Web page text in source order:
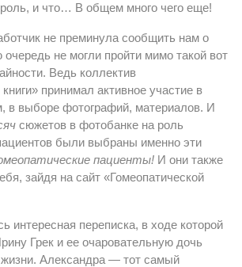
и что… В общем много чего еще!
не преминула сообщить нам о
не могли пройти мимо такой вот
Ведь коллектив
принимал активное участие в
в выборе фотографий, материалов. И
сюжетов в фотобанке на роль
были выбраны именно эти
пациенты! И они также
зайдя на сайт «Гомеопатической
интересная переписка, в ходе которой
Грек и ее очаровательную дочь
Александра — тот самый